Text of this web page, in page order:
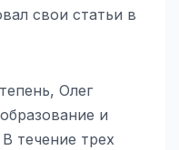
свои статьи в
Олег
и
течение трех